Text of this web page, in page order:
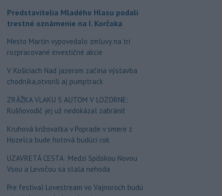
Predstavitelia Mladého Hlasu podali
trestné oznámenie na I. Korčoka
Mesto Martin vypovedalo zmluvy na tri
rozpracované investičné akcie
V Košiciach Nad jazerom začína výstavba
chodníka,otvorili aj pumptrack
ZRÁŽKA VLAKU S AUTOM V LOZORNE:
Rušňovodič jej už nedokázal zabrániť
Kruhová križovatka v Poprade v smere z
Hozelca bude hotová budúci rok
UZAVRETÁ CESTA: Medzi Spišskou Novou
Vsou a Levočou sa stala nehoda
Pre festival Lovestream vo Vajnoroch budú